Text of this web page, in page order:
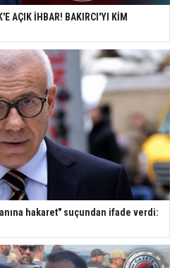
AÇIK İHBAR! BAKIRCI'YI KİM
hakaret" suçundan ifade verdi: